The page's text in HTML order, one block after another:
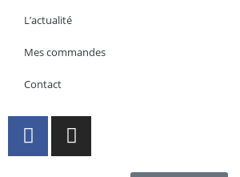
L’actualité
Mes commandes
Contact